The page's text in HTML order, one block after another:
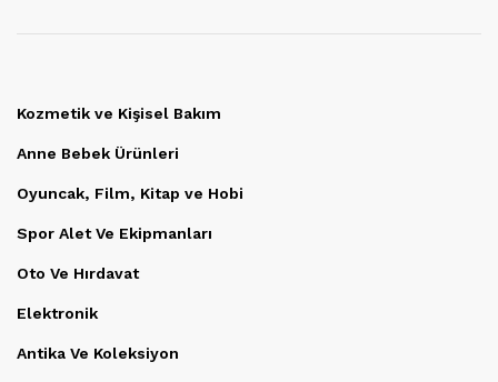
Kozmetik ve Kişisel Bakım
Anne Bebek Ürünleri
Oyuncak, Film, Kitap ve Hobi
Spor Alet Ve Ekipmanları
Oto Ve Hırdavat
Elektronik
Antika Ve Koleksiyon